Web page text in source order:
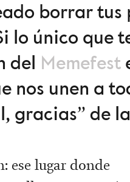
borrar tus
lo único que
del Memefest
nos unen a
gracias” de
ese lugar donde